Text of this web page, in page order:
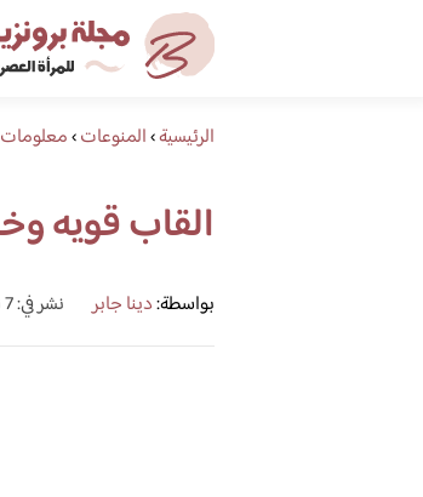
الرئيسية›المنوعات›
القاب قويه
بواسطة:دينا جابر نشر في: 7 نوفمبر، 2019